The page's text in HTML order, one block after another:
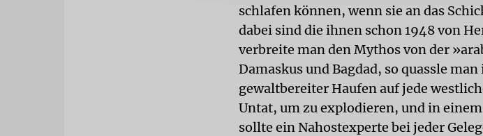
schlafen können, wenn sie an das
dabei sind die ihnen schon 1948 von
verbreite man den Mythos von der
Damaskus und Bagdad, so quassle
gewaltbereiter Haufen auf jede
Untat, um zu explodieren, und in
sollte ein Nahostexperte bei jeder